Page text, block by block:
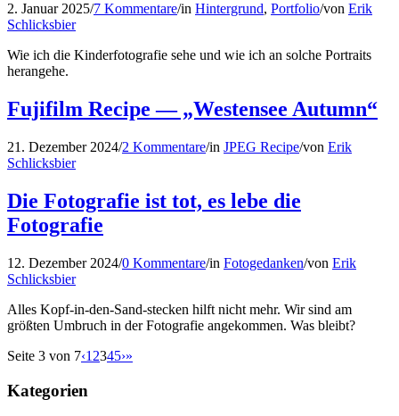
2. Januar 2025/7 Kommentare/in Hintergrund, Portfolio/von Erik
Schlicksbier
Wie ich die Kinderfotografie sehe und wie ich an solche Portraits
herangehe.
Fujifilm Recipe — „Westensee Autumn“
21. Dezember 2024/2 Kommentare/in JPEG Recipe/von Erik
Schlicksbier
Die Fotografie ist tot, es lebe die
Fotografie
12. Dezember 2024/0 Kommentare/in Fotogedanken/von Erik
Schlicksbier
Alles Kopf-in-den-Sand-stecken hilft nicht mehr. Wir sind am
größten Umbruch in der Fotografie angekommen. Was bleibt?
Seite 3 von 7‹1 2345›»
Kategorien